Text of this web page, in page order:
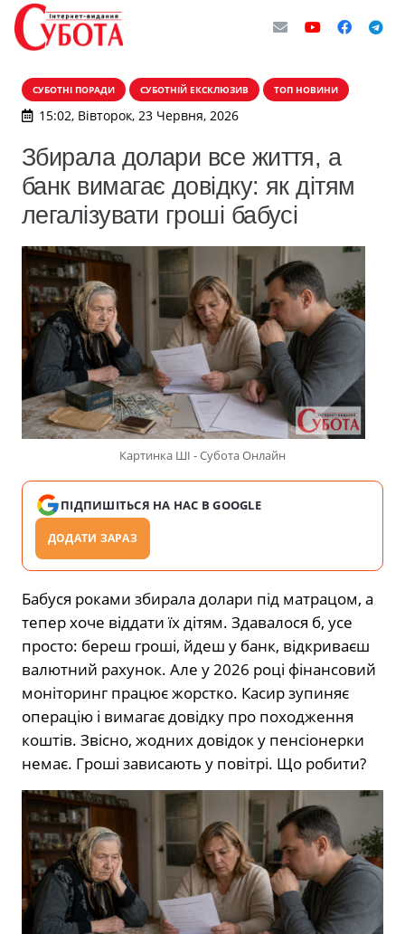
СУБОТНІ ПОРАДИ СУБОТНІЙ ЕКСКЛЮЗИВ ТОП НОВИНИ
15:02, Вівторок, 23 Червня, 2026
Збирала долари все життя, а
банк вимагає довідку: як дітям
легалізувати гроші бабусі
Картинка ШІ - Субота Онлайн
ПІДПИШІТЬСЯ НА НАС В GOOGLE
ДОДАТИ ЗАРАЗ
Бабуся роками збирала долари під матрацом, а
тепер хоче віддати їх дітям. Здавалося б, усе
просто: береш гроші, йдеш у банк, відкриваєш
валютний рахунок. Але у 2026 році фінансовий
моніторинг працює жорстко. Касир зупиняє
операцію і вимагає довідку про походження
коштів. Звісно, жодних довідок у пенсіонерки
немає. Гроші зависають у повітрі. Що робити?